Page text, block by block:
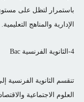
باستمرار لتظل على مستوى
الإدارية والمناهج التعليمية.
4-الثانوية الفرنسية Bac